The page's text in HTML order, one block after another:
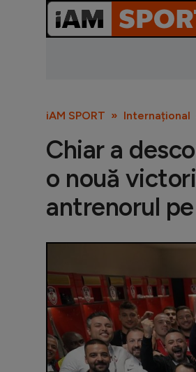
iAM SPORT Internațional
Chiar a
o nouă
antrenorul